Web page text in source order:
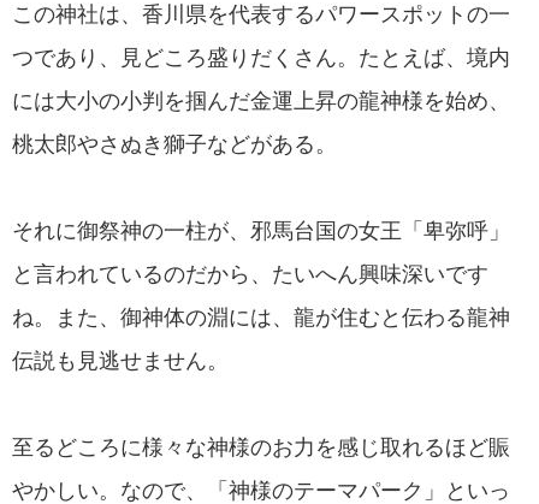
この神社は、香川県を代表するパワースポットの一
つであり、見どころ盛りだくさん。たとえば、境内
には大小の小判を掴んだ金運上昇の龍神様を始め、
桃太郎やさぬき獅子などがある。
それに御祭神の一柱が、邪馬台国の女王「卑弥呼」
と言われているのだから、たいへん興味深いです
ね。また、御神体の淵には、龍が住むと伝わる龍神
伝説も見逃せません。
至るどころに様々な神様のお力を感じ取れるほど賑
やかしい。なので、「神様のテーマパーク」といっ